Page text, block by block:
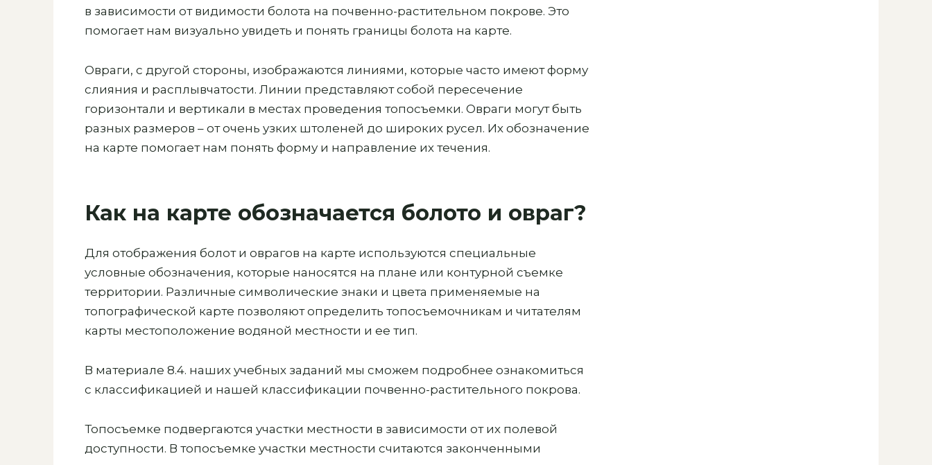
в зависимости от видимости болота на почвенно-растительном покрове. Это
помогает нам визуально увидеть и понять границы болота на карте.
Овраги, с другой стороны, изображаются линиями, которые часто имеют форму
слияния и расплывчатости. Линии представляют собой пересечение
горизонтали и вертикали в местах проведения топосъемки. Овраги могут быть
разных размеров – от очень узких штоленей до широких русел. Их обозначение
на карте помогает нам понять форму и направление их течения.
Как на карте обозначается болото и овраг?
Для отображения болот и оврагов на карте используются специальные
условные обозначения, которые наносятся на плане или контурной съемке
территории. Различные символические знаки и цвета применяемые на
топографической карте позволяют определить топосъемочникам и читателям
карты местоположение водяной местности и ее тип.
В материале 8.4. наших учебных заданий мы сможем подробнее ознакомиться
с классификацией и нашей классификации почвенно-растительного покрова.
Топосъемке подвергаются участки местности в зависимости от их полевой
доступности. В топосъемке участки местности считаются законченными